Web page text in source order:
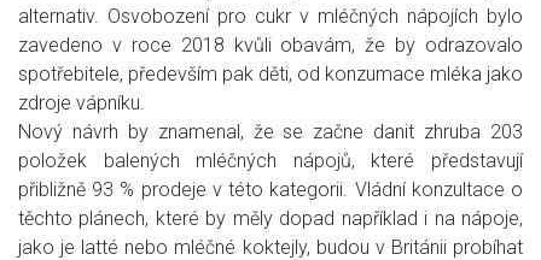
alternativ. Osvobození pro cukr v mléčných nápojích bylo
zavedeno v roce 2018 kvůli obavám, že by odrazovalo
spotřebitele, především pak děti, od konzumace mléka jako
zdroje vápníku.
Nový návrh by znamenal, že se začne danit zhruba 203
položek balených mléčných nápojů, které představují
přibližně 93 % prodeje v této kategorii. Vládní konzultace o
těchto plánech, které by měly dopad například i na nápoje,
jako je latté nebo mléčné koktejly, budou v Británii probíhat